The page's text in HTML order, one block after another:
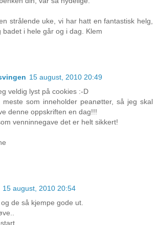
strålende uke, vi har hatt en fantastisk helg,
i hele går og i dag. Klem
15 august, 2010 20:49
veldig lyst på cookies :-D
som inneholder peanøtter, så jeg skal
denne oppskriften en dag!!!
venninnegave det er helt sikkert!
15 august, 2010 20:54
de så kjempe gode ut.